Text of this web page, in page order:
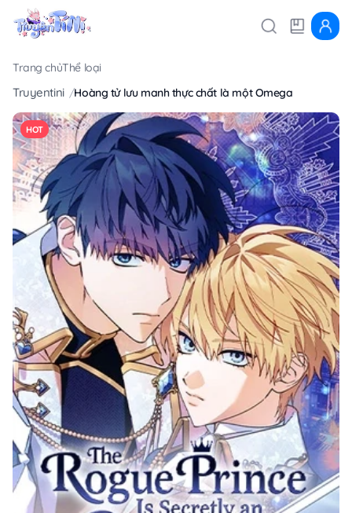
Trang chủThể loại
Truyentini Hoàng tử lưu manh thực chất là một Omega
HOT